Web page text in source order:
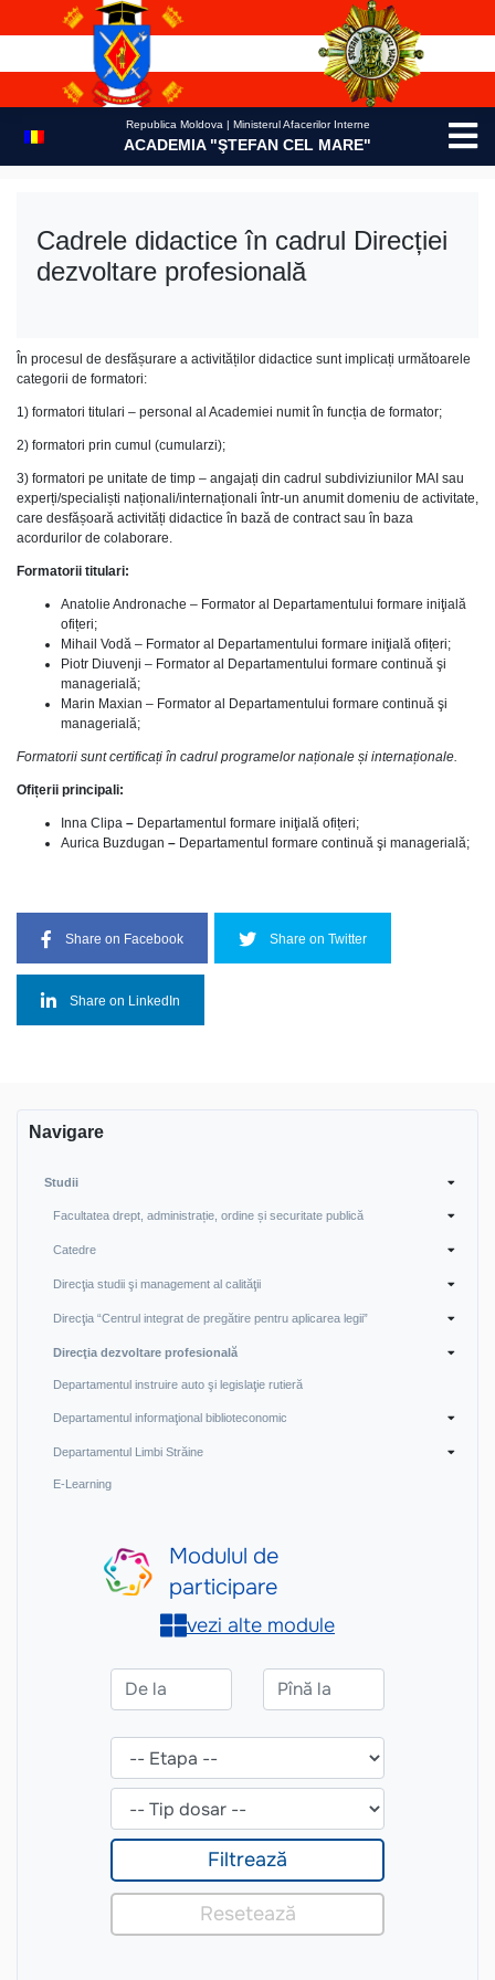
Republica Moldova | Ministerul Afacerilor Interne
ACADEMIA "ŞTEFAN CEL MARE"
Cadrele didactice în cadrul Direcției
dezvoltare profesională
În procesul de desfășurare a activităților didactice sunt implicați următoarele
categorii de formatori:
1) formatori titulari – personal al Academiei numit în funcția de formator;
2) formatori prin cumul (cumularzi);
3) formatori pe unitate de timp – angajați din cadrul subdiviziunilor MAI sau
experți/specialiști naționali/internaționali într-un anumit domeniu de activitate,
care desfășoară activități didactice în bază de contract sau în baza
acordurilor de colaborare.
Formatorii titulari:
Anatolie Andronache – Formator al Departamentului formare iniţială
ofițeri;
Mihail Vodă – Formator al Departamentului formare iniţială ofițeri;
Piotr Diuvenji – Formator al Departamentului formare continuă şi
managerială;
Marin Maxian – Formator al Departamentului formare continuă şi
managerială;
Formatorii sunt certificați în cadrul programelor naționale și internaționale.
Ofițerii principali:
Inna Clipa – Departamentul formare iniţială ofițeri;
Aurica Buzdugan – Departamentul formare continuă şi managerială;
Share on Facebook Share on Twitter
Share on LinkedIn
Navigare
Studii
Facultatea drept, administrație, ordine și securitate publică
Catedre
Direcţia studii şi management al calităţii
Direcţia “Centrul integrat de pregătire pentru aplicarea legii”
Direcţia dezvoltare profesională
Departamentul instruire auto şi legislaţie rutieră
Departamentul informaţional biblioteconomic
Departamentul Limbi Străine
E-Learning